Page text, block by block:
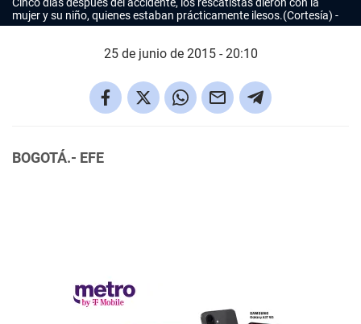
mujer y su niño, quienes estaban prácticamente ilesos.(Cortesía)
25 de junio de 2015 - 20:10
BOGOTÁ.- EFE